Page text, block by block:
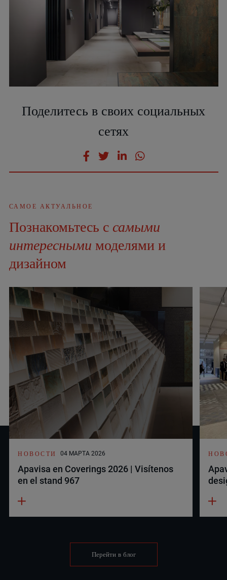
Поделитесь в своих социальных
сетях
САМОЕ АКТУАЛЬНОЕ
Познакомьтесь с самыми
интересными моделями и
дизайном
НОВОСТИ 04 МАРТА 2026
Apavisa en Coverings 2026 | Visítenos
en el stand 967
Перейти в блог